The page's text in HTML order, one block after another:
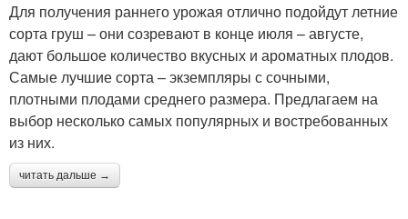
Для получения раннего урожая отлично подойдут летние
сорта груш – они созревают в конце июля – августе,
дают большое количество вкусных и ароматных плодов.
Самые лучшие сорта – экземпляры с сочными,
плотными плодами среднего размера. Предлагаем на
выбор несколько самых популярных и востребованных
из них.
читать дальше →